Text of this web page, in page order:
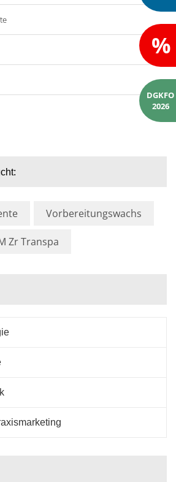
Vorbereitungswachs
Zr Transpa
%
DGKFO
2026